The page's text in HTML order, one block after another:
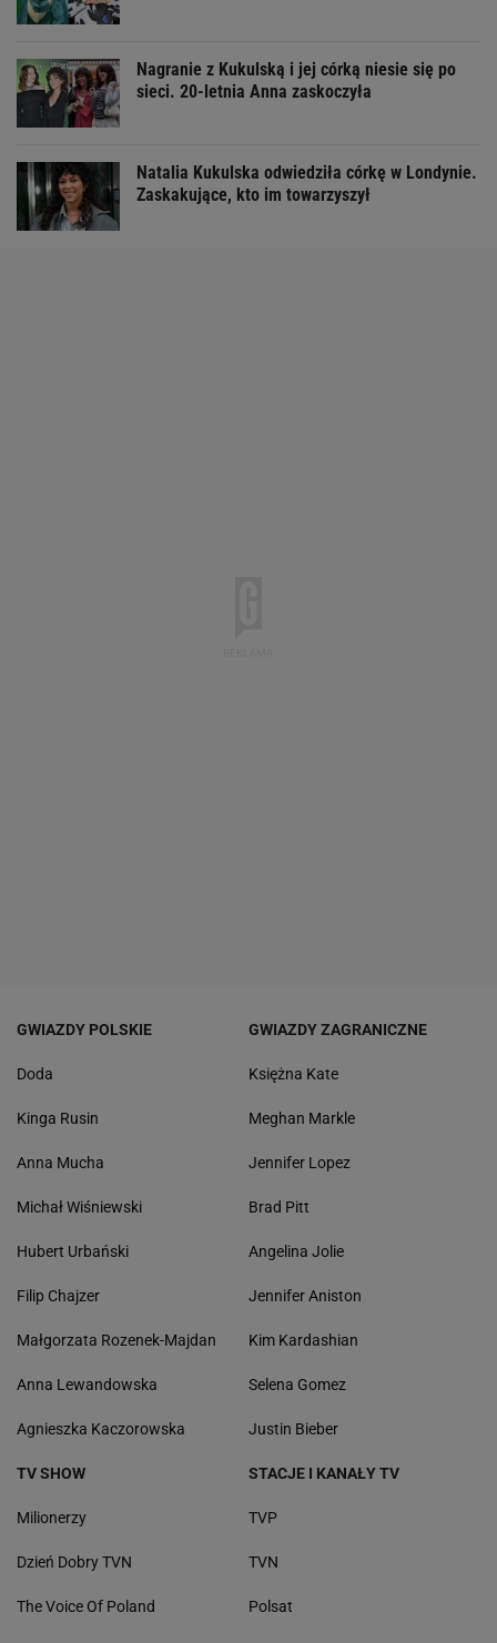
Nagranie z Kukulską i jej córką niesie się po
sieci. 20-letnia Anna zaskoczyła
Natalia Kukulska odwiedziła córkę w Londynie.
Zaskakujące, kto im towarzyszył
GWIAZDY POLSKIE
Doda
Kinga Rusin
Anna Mucha
Michał Wiśniewski
Hubert Urbański
Filip Chajzer
Małgorzata Rozenek-Majdan
Anna Lewandowska
Agnieszka Kaczorowska
GWIAZDY ZAGRANICZNE
Księżna Kate
Meghan Markle
Jennifer Lopez
Brad Pitt
Angelina Jolie
Jennifer Aniston
Kim Kardashian
Selena Gomez
Justin Bieber
TV SHOW
Milionerzy
Dzień Dobry TVN
The Voice Of Poland
STACJE I KANAŁY TV
TVP
TVN
Polsat